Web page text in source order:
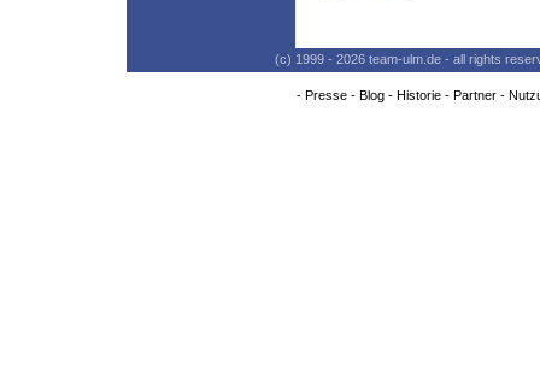
(c) 1999 - 2026 team-ulm.de - all rights
- Presse- Blog- Historie- Partner-